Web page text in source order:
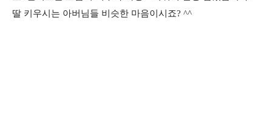
딸 키우시는 아버님들 비슷한 마음이시죠? ^^